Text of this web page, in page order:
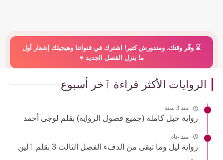
⌛️ وفّر وقتك، ومتدورش كتير! اشترك في قنواتنا وهيجيلك إشعار أول
ما ينزل الفصل الجديد ♥️
الروايات الأكثر قراءة ٱخر أسبوع
منذ 3 سنة
رواية جبل كاملة (جميع فصول الرواية) بقلم لوجى أحمد
منذ عام
رواية ليل وما تبقى من الدفء الفصل الثالث 3 بقلم ٱلين